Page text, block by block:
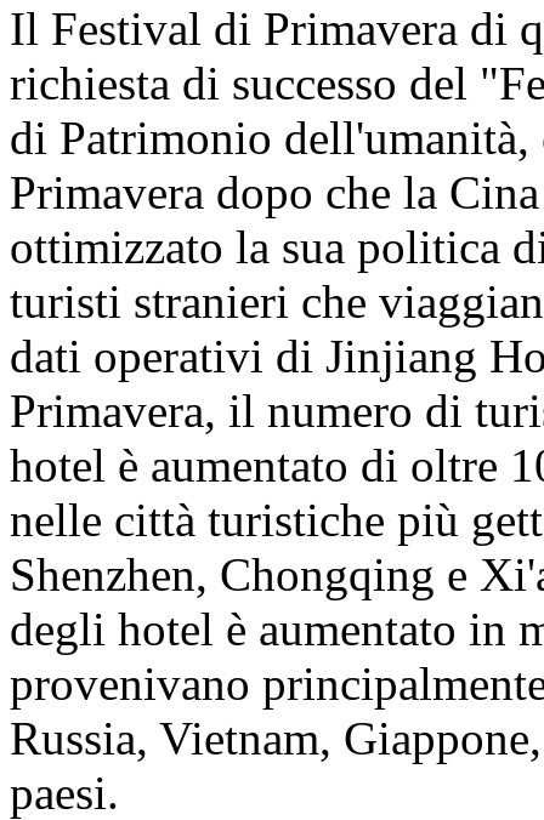
Il Festival di Primavera di
richiesta di successo del
di Patrimonio
Primavera dopo che la
ottimizzato la sua politica
turisti stranieri che
dati operativi di Jinjiang
Primavera, il numero di
hotel è aumentato di oltre
nelle città turistiche più
Shenzhen, Chongqing e
degli hotel è aumentato in
provenivano
Russia, Vietnam,
paesi.